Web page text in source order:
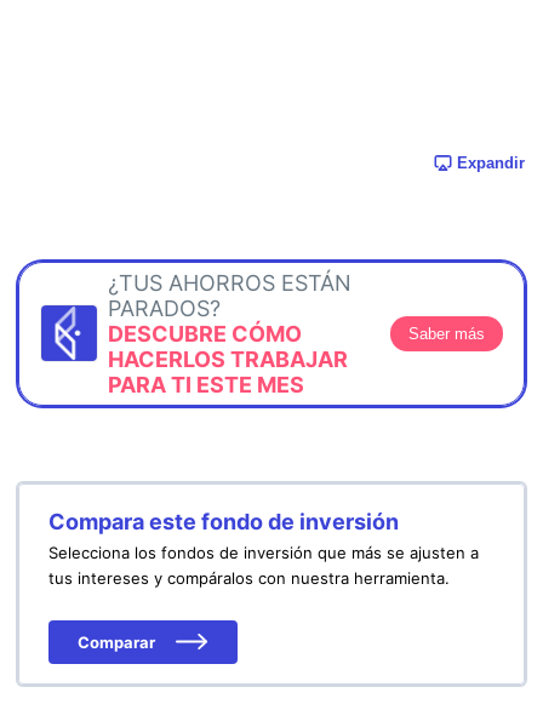
Expandir
¿TUS AHORROS ESTÁN
PARADOS?
DESCUBRE CÓMO
HACERLOS TRABAJAR
PARA TI ESTE MES
Saber más
Compara este fondo de inversión
Selecciona los fondos de inversión que más se ajusten a
tus intereses y compáralos con nuestra herramienta.
Comparar